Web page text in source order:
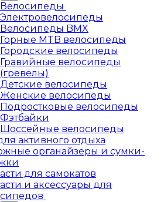
Велосипеды
Электровелосипеды
Велосипеды BMX
Горные MTB велосипеды
Городские велосипеды
Гравийные велосипеды
(гревелы)
Детские велосипеды
Женские велосипеды
Подростковые велосипеды
Фэтбайки
Шоссейные велосипеды
активного отдыха
органайзеры и сумки-
для самокатов
и аксессуары для